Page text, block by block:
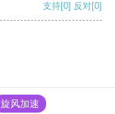
支持[0] 反对[0]
旋风加速